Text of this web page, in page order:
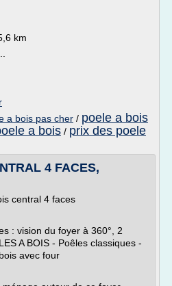
km
a bois pas cher / poele a bois
a bois / prix des poele
4 FACES,
central 4 faces
: vision du foyer à 360°, 2
A BOIS - Poêles classiques -
avec four